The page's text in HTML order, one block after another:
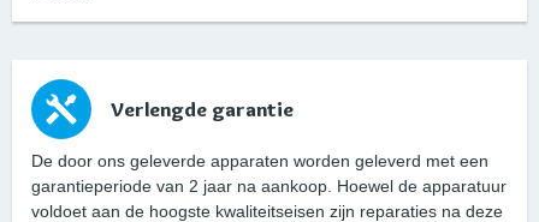
Verlengde garantie
De door ons geleverde apparaten worden geleverd met een
garantieperiode van 2 jaar na aankoop. Hoewel de apparatuur
voldoet aan de hoogste kwaliteitseisen zijn reparaties na deze